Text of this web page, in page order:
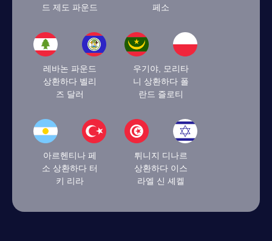
드 제도 파운드
페소
레바논 파운드
상환하다 벨리
즈 달러
우기야, 모리타
니 상환하다 폴
란드 즐로티
아르헨티나 페
소 상환하다 터
키 리라
튀니지 디나르
상환하다 이스
라엘 신 셰켈